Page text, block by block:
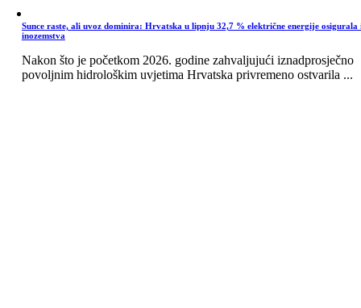
Sunce raste, ali uvoz dominira: Hrvatska u lipnju 32,7 % električne energije osigurala
inozemstva
Nakon što je početkom 2026. godine zahvaljujući iznadprosječno
povoljnim hidrološkim uvjetima Hrvatska privremeno ostvarila ...